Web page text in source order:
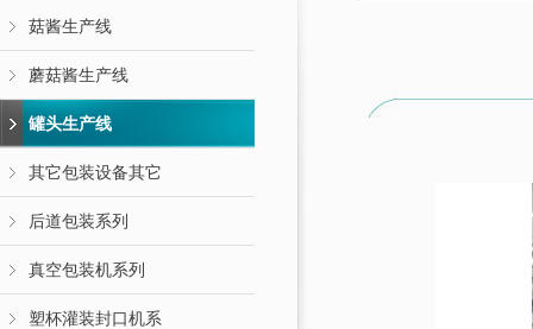
菇酱生产线
蘑菇酱生产线
罐头生产线
其它包装设备其它
后道包装系列
真空包装机系列
塑杯灌装封口机系